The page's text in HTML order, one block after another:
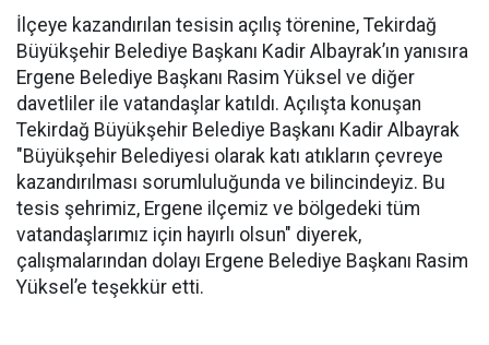
İlçeye kazandırılan tesisin açılış törenine, Tekirdağ
Büyükşehir Belediye Başkanı Kadir Albayrak’ın yanısıra
Ergene Belediye Başkanı Rasim Yüksel ve diğer
davetliler ile vatandaşlar katıldı. Açılışta konuşan
Tekirdağ Büyükşehir Belediye Başkanı Kadir Albayrak
"Büyükşehir Belediyesi olarak katı atıkların çevreye
kazandırılması sorumluluğunda ve bilincindeyiz. Bu
tesis şehrimiz, Ergene ilçemiz ve bölgedeki tüm
vatandaşlarımız için hayırlı olsun" diyerek,
çalışmalarından dolayı Ergene Belediye Başkanı Rasim
Yüksel’e teşekkür etti.